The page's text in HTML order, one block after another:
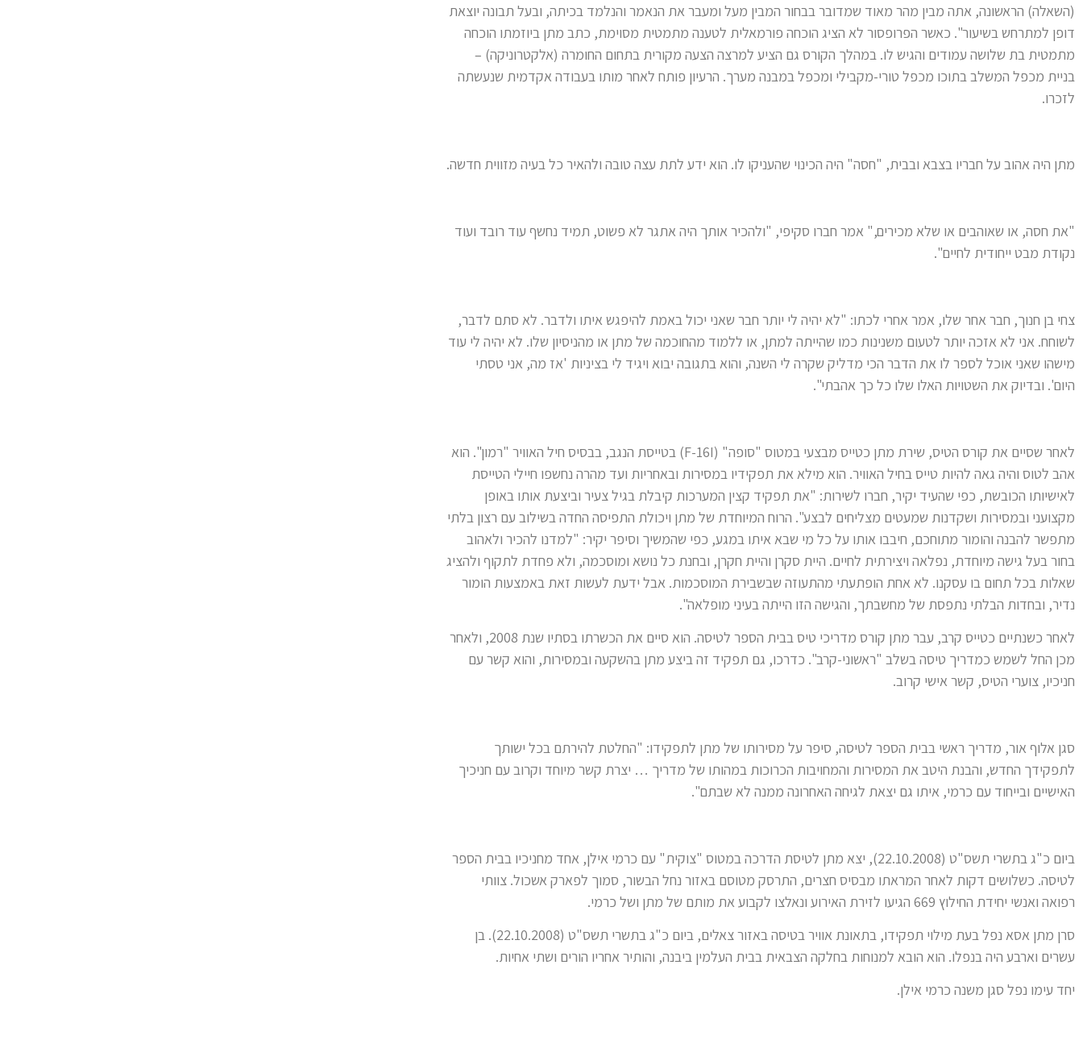
(השאלה) הראשונה, אתה מבין מהר מאוד שמדובר בבחור המבין מעל ומעבר את הנאמר והנלמד בכיתה, ובעל תבונה יוצאת
דופן למתרחש בשיעור". כאשר הפרופסור לא הציג הוכחה פורמאלית לטענה מתמטית מסוימת, כתב מתן ביוזמתו הוכחה
מתמטית בת שלושה עמודים והגיש לו. במהלך הקורס גם הציע למרצה הצעה מקורית בתחום החומרה (אלקטרוניקה) –
בניית מכפל המשלב בתוכו מכפל טורי-מקבילי ומכפל במבנה מערך. הרעיון פותח לאחר מותו בעבודה אקדמית שנעשתה
לזכרו.
מתן היה אהוב על חבריו בצבא ובבית, "חסה" היה הכינוי שהעניקו לו. הוא ידע לתת עצה טובה ולהאיר כל בעיה מזווית חדשה.
"את חסה, או שאוהבים או שלא מכירים," אמר חברו סקיפי, "ולהכיר אותך היה אתגר לא פשוט, תמיד נחשף עוד רובד ועוד
נקודת מבט ייחודית לחיים".
צחי בן חנוך, חבר אחר שלו, אמר אחרי לכתו: "לא יהיה לי יותר חבר שאני יכול באמת להיפגש איתו ולדבר. לא סתם לדבר,
לשוחח. אני לא אזכה יותר לטעום משנינות כמו שהייתה למתן, או ללמוד מהחוכמה של מתן או מהניסיון שלו. לא יהיה לי עוד
מישהו שאני אוכל לספר לו את הדבר הכי מדליק שקרה לי השנה, והוא בתגובה יבוא ויגיד לי בציניות 'אז מה, אני טסתי
היום'. ובדיוק את השטויות האלו שלו כל כך אהבתי".
לאחר שסיים את קורס הטיס, שירת מתן כטייס מבצעי במטוס "סופה" (F-16I) בטייסת הנגב, בבסיס חיל האוויר "רמון". הוא
אהב לטוס והיה גאה להיות טייס בחיל האוויר. הוא מילא את תפקידיו במסירות ובאחריות ועד מהרה נחשפו חיילי הטייסת
לאישיותו הכובשת, כפי שהעיד יקיר, חברו לשירות: "את תפקיד קצין המערכות קיבלת בגיל צעיר וביצעת אותו באופן
מקצועני ובמסירות ושקדנות שמעטים מצליחים לבצע". הרוח המיוחדת של מתן ויכולת התפיסה החדה בשילוב עם רצון בלתי
מתפשר להבנה והומור מתוחכם, חיבבו אותו על כל מי שבא איתו במגע, כפי שהמשיך וסיפר יקיר: "למדנו להכיר ולאהוב
בחור בעל גישה מיוחדת, נפלאה ויצירתית לחיים. היית סקרן והיית חקרן, ובחנת כל נושא ומוסכמה, ולא פחדת לתקוף ולהציג
שאלות בכל תחום בו עסקנו. לא אחת הופתעתי מהתעוזה שבשבירת המוסכמות. אבל ידעת לעשות זאת באמצעות הומור
נדיר, ובחדות הבלתי נתפסת של מחשבתך, והגישה הזו הייתה בעיני מופלאה".
לאחר כשנתיים כטייס קרב, עבר מתן קורס מדריכי טיס בבית הספר לטיסה. הוא סיים את הכשרתו בסתיו שנת 2008, ולאחר
מכן החל לשמש כמדריך טיסה בשלב "ראשוני-קרב". כדרכו, גם תפקיד זה ביצע מתן בהשקעה ובמסירות, והוא קשר עם
חניכיו, צוערי הטיס, קשר אישי קרוב.
סגן אלוף אור, מדריך ראשי בבית הספר לטיסה, סיפר על מסירותו של מתן לתפקידו: "החלטת להירתם בכל ישותך
לתפקידך החדש, והבנת היטב את המסירות והמחויבות הכרוכות במהותו של מדריך … יצרת קשר מיוחד וקרוב עם חניכיך
האישיים ובייחוד עם כרמי, איתו גם יצאת לגיחה האחרונה ממנה לא שבתם".
ביום כ"ג בתשרי תשס"ט (22.10.2008), יצא מתן לטיסת הדרכה במטוס "צוקית" עם כרמי אילן, אחד מחניכיו בבית הספר
לטיסה. כשלושים דקות לאחר המראתו מבסיס חצרים, התרסק מטוסם באזור נחל הבשור, סמוך לפארק אשכול. צוותי
רפואה ואנשי יחידת החילוץ 669 הגיעו לזירת האירוע ונאלצו לקבוע את מותם של מתן ושל כרמי.
סרן מתן אסא נפל בעת מילוי תפקידו, בתאונת אוויר בטיסה באזור צאלים, ביום כ"ג בתשרי תשס"ט (22.10.2008). בן
עשרים וארבע היה בנפלו. הוא הובא למנוחות בחלקה הצבאית בבית העלמין ביבנה, והותיר אחריו הורים ושתי אחיות.
יחד עימו נפל סגן משנה כרמי אילן.